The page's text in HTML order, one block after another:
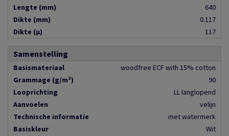
Lengte (mm)
640
Dikte (mm)
0.117
Dikte (µ)
117
Samenstelling
Basismateriaal
woodfree ECF with 15% cotton
Grammage (g/m²)
90
Looprichting
LL langlopend
Aanvoelen
velijn
Technische informatie
met watermerk
Basiskleur
Wit